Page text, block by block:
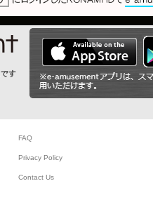
FAQ
Privacy Policy
Contact Us